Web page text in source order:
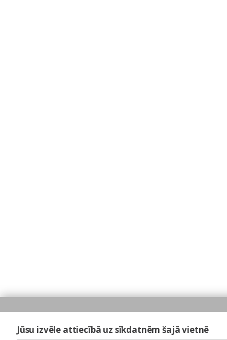
Jūsu izvēle attiecībā uz sīkdatnēm šajā vietnē